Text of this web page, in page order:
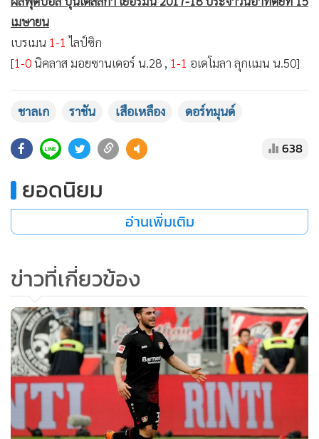
ซ้าย ทิ้งห่าง2-0จบเกม ชาลเก 04 เก็บเพิ่มเป็น 55 แต้ม จาก 30
นัด ยึดรองจ่าฝูง ขณะที่ ดอร์ทมุนด์ มี 51 แต้ม เท่าเดิม แต่ผลต่าง
ลูกได้-เสียน้อยกว่า ไบเออร์ 04 เลเวอร์คูเซน หล่นอันดับ 4
รายชื่อ 11 ตัวจริง
ชาลเก 04 :
ราล์ฟ ฟาห์รมันน์ , นัลโด , ธิโล เคห์เรอร์ , เบนจามิน
ดาเนียล คาลิกูรี , อเลสซานโดร ชอปฟ์ , เยฟเฮน โคโนปลียานกา
ดอร์ทมุนด์ :โรมัน บูร์กี , โอเมอร์ โทปรัก , โซคราติส ปาปาสทาโธ
ปูลอส , มาร์เซล ชเมลเซอร์ , ลูคัสซ์ พิสซ์เช็ก , มาร์โก รอยส์ , นูรี
ซาฮิน , มาห์มูด ดาห์ฮูด , มิชี บาตชัวยี , มักซิมิเลียน ฟิลิปป์ ,
เสือเหลือง ดอร์ทมุนด์
ยอดนิยม
อ่านเพิ่มเติม
ข่าวที่เกี่ยวข้อง